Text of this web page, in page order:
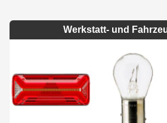
Werkstatt- und